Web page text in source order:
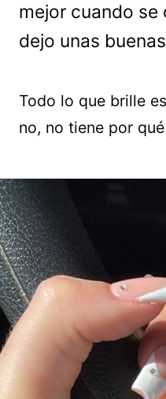
mejor cuando se
dejo unas
Todo lo que brille
no, no tiene por